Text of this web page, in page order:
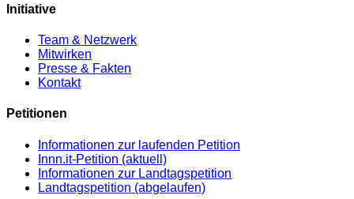
Initiative
Team & Netzwerk
Mitwirken
Presse & Fakten
Kontakt
Petitionen
Informationen zur laufenden Petition
Innn.it-Petition (aktuell)
Informationen zur Landtagspetition
Landtagspetition (abgelaufen)